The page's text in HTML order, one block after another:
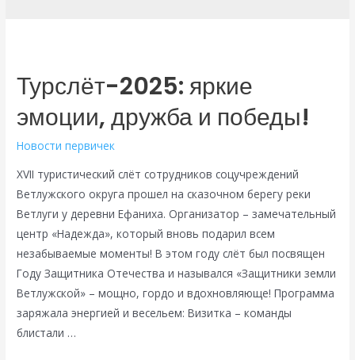
Турслёт-2025: яркие
эмоции, дружба и победы!
Новости первичек
XVII туристический слёт сотрудников соцучреждений
Ветлужского округа прошел на сказочном берегу реки
Ветлуги у деревни Ефаниха. Организатор – замечательный
центр «Надежда», который вновь подарил всем
незабываемые моменты! В этом году слёт был посвящен
Году Защитника Отечества и назывался «Защитники земли
Ветлужской» – мощно, гордо и вдохновляюще! Программа
заряжала энергией и весельем: Визитка – команды
блистали …